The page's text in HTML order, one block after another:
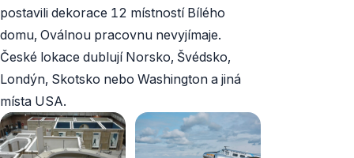
postavili dekorace 12 místností Bílého
domu, Oválnou pracovnu nevyjímaje.
České lokace dublují Norsko, Švédsko,
Londýn, Skotsko nebo Washington a jiná
místa USA.